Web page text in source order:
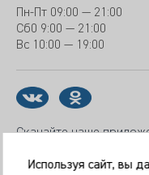
Пн-Пт 09:00 — 21:00
Сб0 9:00 — 21:00
Вс 10:00 — 19:00
Скачайте наше
Используя сайт, вы